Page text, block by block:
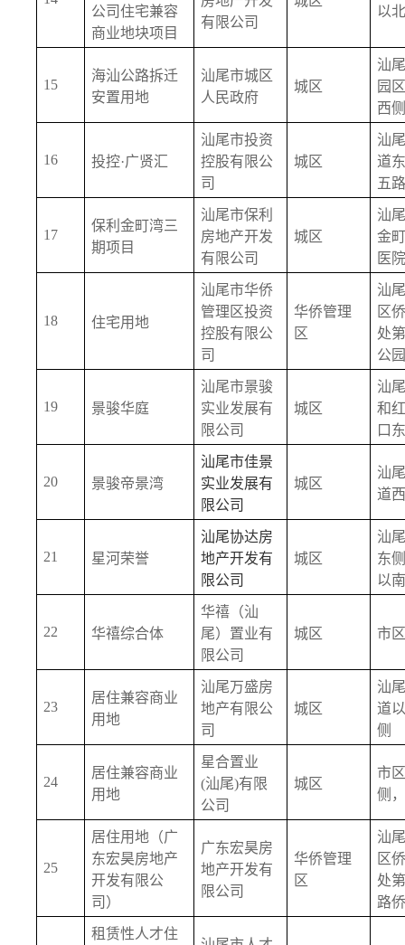
公司住宅兼容
商业地块项目
有限公司
以北
15
海汕公路拆迁
安置用地
汕尾市城区
人民政府
城区
汕
园
西侧
16 投控·广贤汇
汕尾市投资
控股有限公
司
城区
汕
道
五
17
保利金町湾三
期项目
汕尾市保利
房地产开发
有限公司
城区
汕
金
医
18 住宅用地
汕尾市华侨
管理区投资
控股有限公
司
华侨管理
区
汕
区
处
公
19 景骏华庭
汕尾市景骏
实业发展有
限公司
城区
汕
和
口
20 景骏帝景湾
汕尾市佳景
实业发展有
限公司
城区
汕
道
21 星河荣誉
汕尾协达房
地产开发有
限公司
城区
汕
东
以南
22 华禧综合体
华禧（汕
尾）置业有
限公司
城区 市
23
居住兼容商业
用地
汕尾万盛房
地产有限公
司
城区
汕
道
侧
24
居住兼容商业
用地
星合置业
(汕尾)有限
公司
城区
市
侧
25
居住用地（广
东宏昊房地产
开发有限公
司）
广东宏昊房
地产开发有
限公司
华侨管理
区
汕
区
处
路
租赁性人才住